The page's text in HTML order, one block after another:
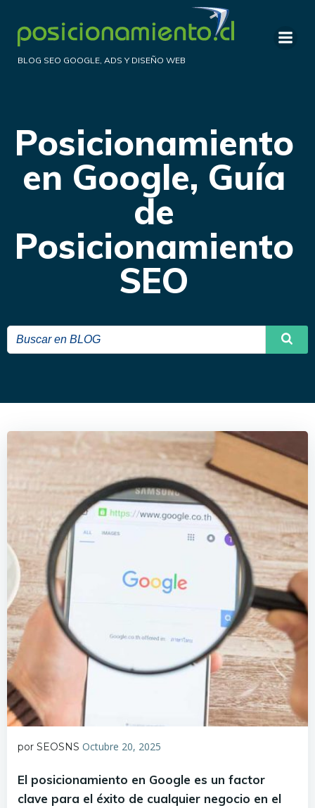
Saltar
al
BLOG SEO GOOGLE, ADS Y DISEÑO WEB
Posicionamiento
en Google, Guía
de
Posicionamiento
SEO
por SEOSNS Octubre 20, 2025
El posicionamiento en Google es un factor
clave para el éxito de cualquier negocio en el